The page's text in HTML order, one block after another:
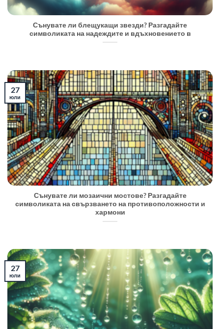
Сънувате ли блещукащи звезди? Разгадайте
символиката на надеждите и вдъхновението в
Сънувате ли мозаични мостове? Разгадайте
символиката на свързването на противоположности и
хармони
27
юли
27
юли